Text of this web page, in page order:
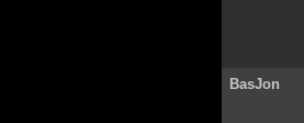
BasJon